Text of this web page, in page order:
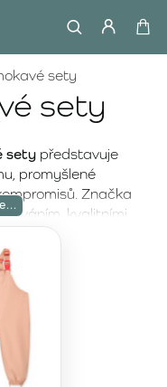
sety
sety
sety představuje
promyšlené
Značka
kvalitními
designem, který
Nepromokavé sety
ochranu,
i během nepříznivého
volbou na cestu
na hřišti i výlety do
komplexní